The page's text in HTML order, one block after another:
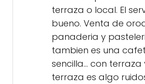
terraza o local. El
bueno. Venta de
panaderia y
tambien es una
sencilla... con terraza
terraza es algo